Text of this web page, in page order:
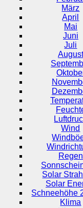
März
April
Mai
Juni
Juli
August
Wind
Regen
Solar
Solar
Schneehöhe
Klima